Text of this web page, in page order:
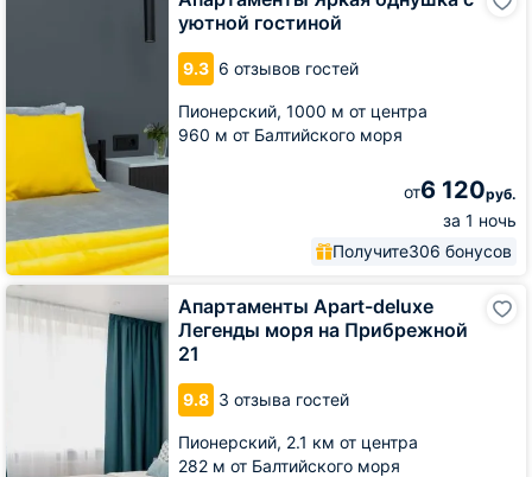
уютной гостиной
9.3 6 отзывов гостей
Пионерский, 1000 м от центра
960 м от Балтийского моря
от6 120руб.
за 1 ночь
Получите306 бонусов
Апартаменты Apart-deluxe
Легенды моря на Прибрежной
21
9.8 3 отзыва гостей
Пионерский, 2.1 км от центра
282 м от Балтийского моря
Апартаменты
Apart-
deluxe